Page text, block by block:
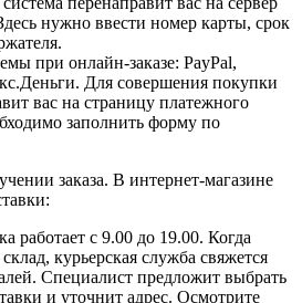
нужно ввести номер карты, срок
при онлайн-заказе: PayPal,
Для совершения покупки
вас на страницу платежного
заполнить форму по
заказа. В интернет-магазине
работает с 9.00 до 19.00. Когда
курьерская служба свяжется
Специалист предложит выбрать
и уточнит адрес. Осмотрите